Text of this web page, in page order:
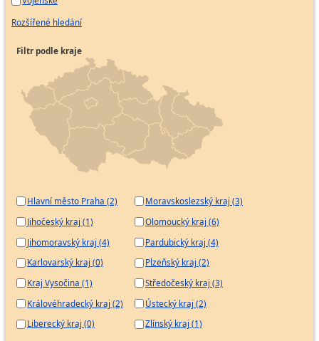
Rozšířené hledání
Filtr podle kraje
Hlavní město Praha (2)
Jihočeský kraj (1)
Jihomoravský kraj (4)
Karlovarský kraj (0)
Kraj Vysočina (1)
Královéhradecký kraj (2)
Liberecký kraj (0)
Moravskoslezský kraj (3)
Olomoucký kraj (6)
Pardubický kraj (4)
Plzeňský kraj (2)
Středočeský kraj (3)
Ústecký kraj (2)
Zlínský kraj (1)